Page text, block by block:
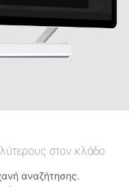
στον κλάδο
αναζήτησης.